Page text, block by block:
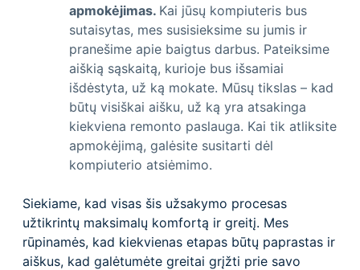
apmokėjimas. Kai jūsų kompiuteris bus
sutaisytas, mes susisieksime su jumis ir
pranešime apie baigtus darbus. Pateiksime
aiškią sąskaitą, kurioje bus išsamiai
išdėstyta, už ką mokate. Mūsų tikslas – kad
būtų visiškai aišku, už ką yra atsakinga
kiekviena remonto paslauga. Kai tik atliksite
apmokėjimą, galėsite susitarti dėl
kompiuterio atsiėmimo.
Siekiame, kad visas šis užsakymo procesas
užtikrintų maksimalų komfortą ir greitį. Mes
rūpinamės, kad kiekvienas etapas būtų paprastas ir
aiškus, kad galėtumėte greitai grįžti prie savo